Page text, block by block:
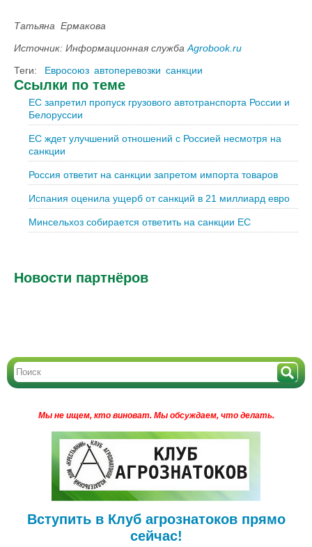
Татьяна Ермакова
Источник: Информационная служба Agrobook.ru
Теги:
Евросоюз автоперевозки санкции
Ссылки по теме
ЕС запретил пропуск грузового автотранспорта России и
Белоруссии
ЕС ждет улучшений отношений с Россией несмотря на
санкции
Россия ответит на санкции запретом импорта товаров
Испания оценила ущерб от санкций в 21 миллиард евро
Минсельхоз собирается ответить на санкции ЕС
Новости партнёров
Мы не ищем, кто виноват. Мы обсуждаем, что делать.
Вступить в Клуб агрознатоков прямо
сейчас!